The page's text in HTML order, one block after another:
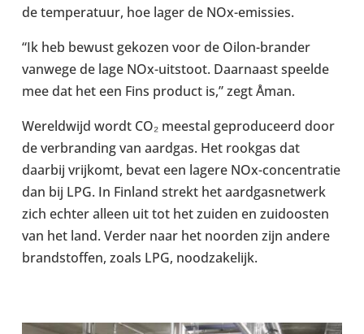
de tem­per­atuur, hoe lager de NOx-​emissies.
“Ik heb bewust gekozen voor de Oilon-​brander
vanwege de lage NOx-​uitstoot. Daarnaast speelde
mee dat het een Fins product is,” zegt Åman.
Wereld­wijd wordt CO₂ meestal gepro­duceerd door
de ver­brand­ing van aardgas. Het rookgas dat
daarbij vrijkomt, bevat een lagere NOx-​concentratie
dan bij LPG. In Finland strekt het aardgas­netwerk
zich echter alleen uit tot het zuiden en zui­d­oos­ten
van het land. Verder naar het noorden zijn andere
brand­stof­fen, zoals LPG, noodza­kelijk.